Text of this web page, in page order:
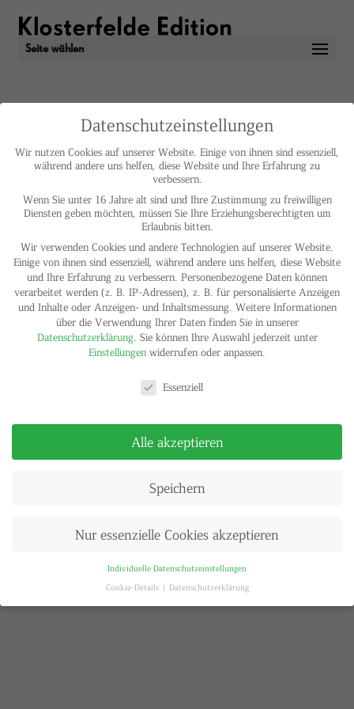
Seite wählen
Fiete StolteDatenschutzeinstellungen
Wir nutzen Cookies auf unserer Website. Einige von ihnen sind essenziell,
während andere uns helfen, diese Website und Ihre Erfahrung zu
verbessern.
Wenn Sie unter 16 Jahre alt sind und Ihre Zustimmung zu freiwilligen
Diensten geben möchten, müssen Sie Ihre Erziehungsberechtigten um
Erlaubnis bitten.
Wir verwenden Cookies und andere Technologien auf unserer Website.
Einige von ihnen sind essenziell, während andere uns helfen, diese Website
und Ihre Erfahrung zu verbessern. Personenbezogene Daten können
verarbeitet werden (z. B. IP-Adressen), z. B. für personalisierte Anzeigen
und Inhalte oder Anzeigen- und Inhaltsmessung. Weitere Informationen
über die Verwendung Ihrer Daten finden Sie in unserer
Datenschutzerklärung. Sie können Ihre Auswahl jederzeit unter
Einstellungen widerrufen oder anpassen.
Essenziell
Alle akzeptieren
Speichern
Nur essenzielle Cookies akzeptieren
Individuelle Datenschutzeinstellungen
Cookie-Details
Datenschutzerklärung
Datenschutzeinstellungen